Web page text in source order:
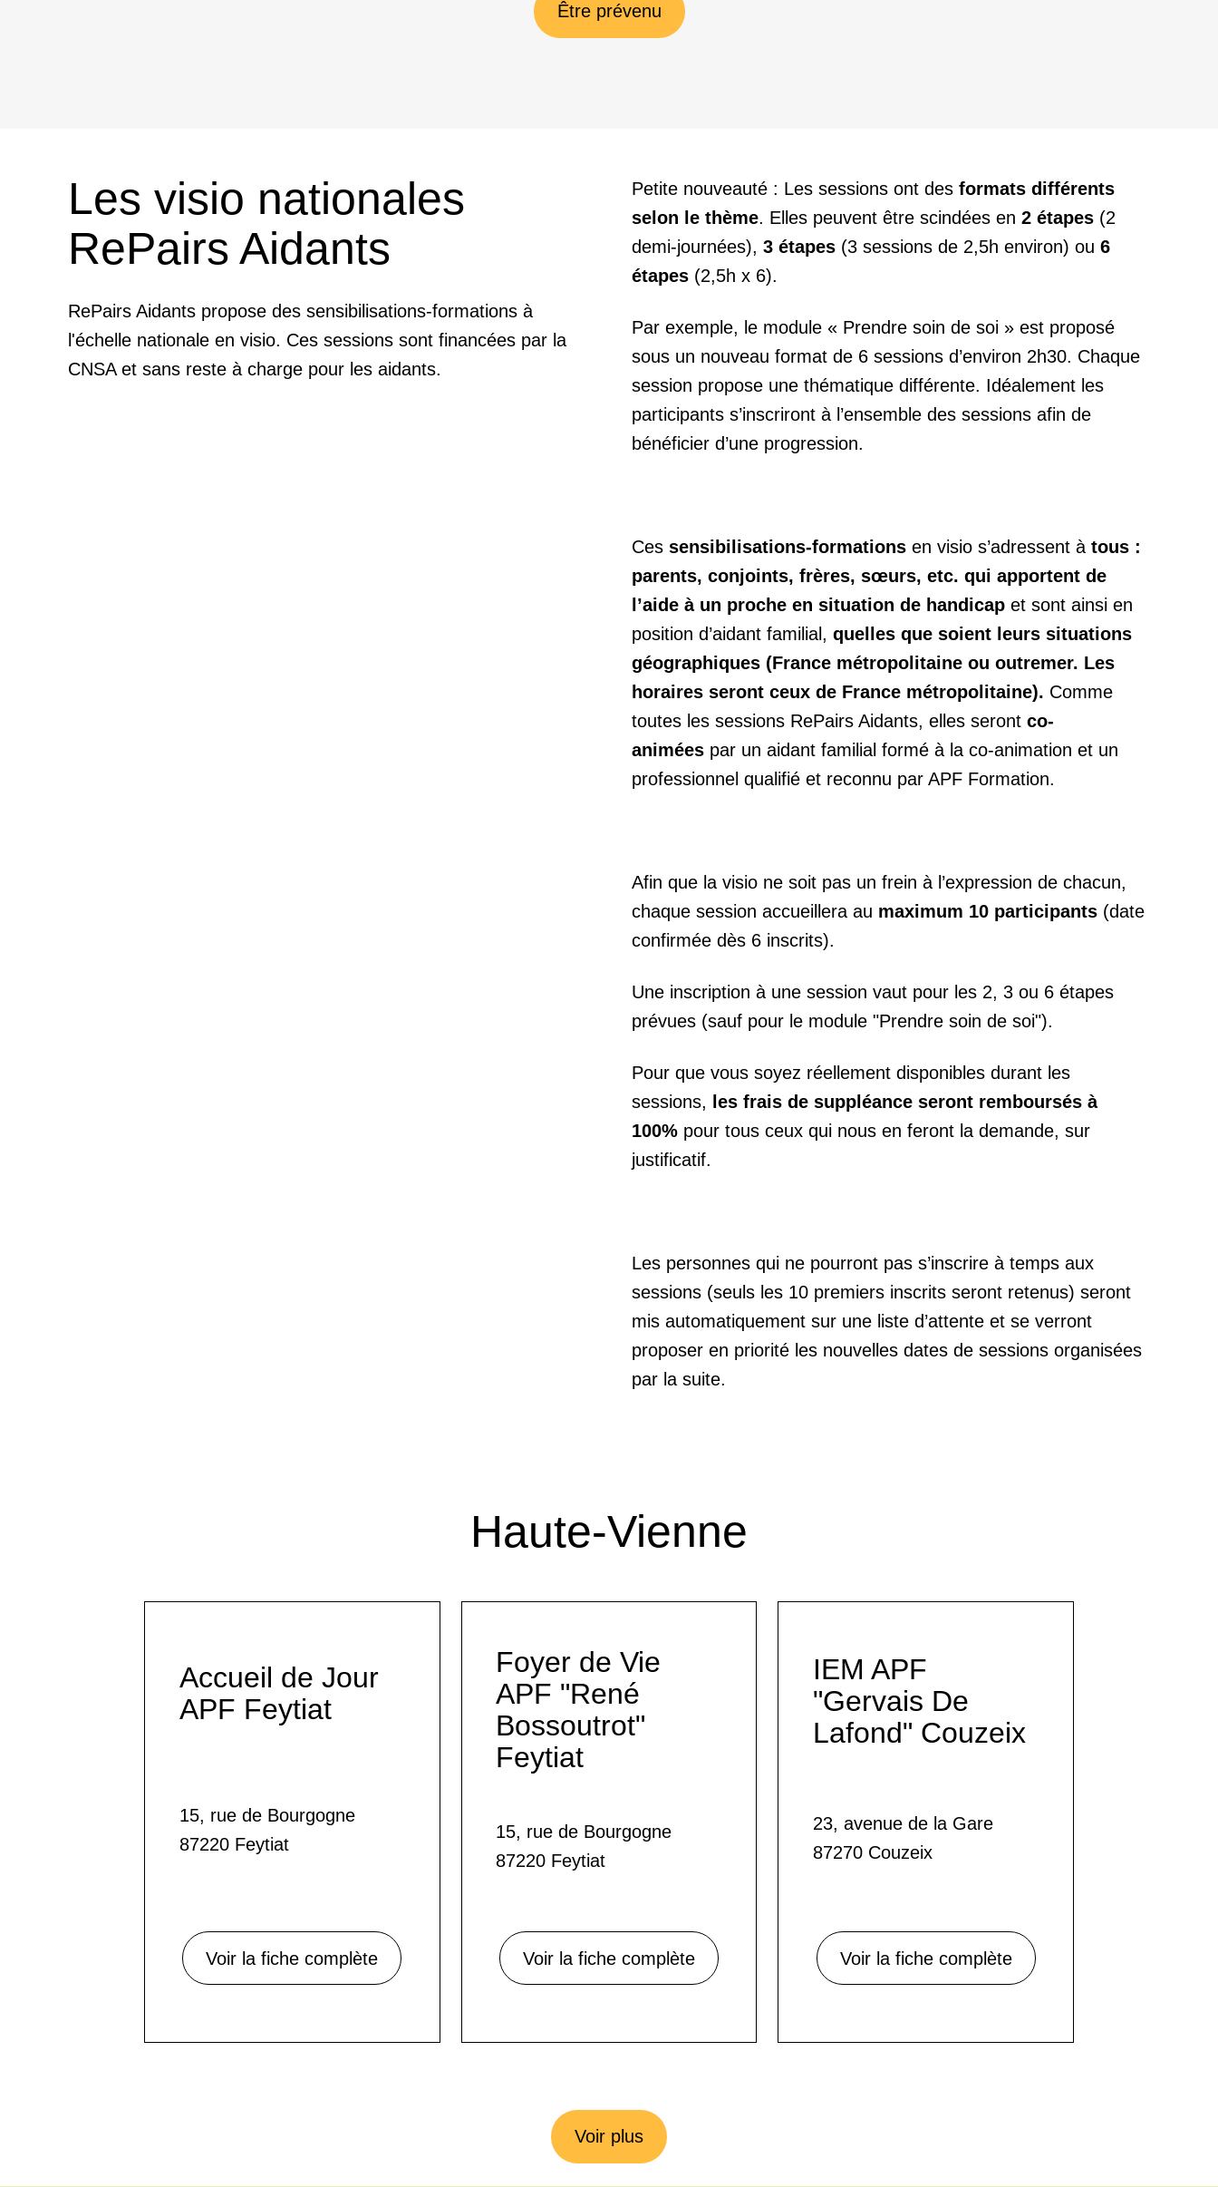
Être prévenu
Les visio nationales
RePairs Aidants
RePairs Aidants propose des sensibilisations-formations à
l'échelle nationale en visio. Ces sessions sont financées par la
CNSA et sans reste à charge pour les aidants.
Petite nouveauté : Les sessions ont des formats différents
selon le thème. Elles peuvent être scindées en 2 étapes (2
demi-journées), 3 étapes (3 sessions de 2,5h environ) ou 6
étapes (2,5h x 6).
Par exemple, le module « Prendre soin de soi » est proposé
sous un nouveau format de 6 sessions d’environ 2h30. Chaque
session propose une thématique différente. Idéalement les
participants s’inscriront à l’ensemble des sessions afin de
bénéficier d’une progression.
Ces sensibilisations-formations en visio s’adressent à tous :
parents, conjoints, frères, sœurs, etc. qui apportent de
l’aide à un proche en situation de handicap et sont ainsi en
position d’aidant familial, quelles que soient leurs situations
géographiques (France métropolitaine ou outremer. Les
horaires seront ceux de France métropolitaine). Comme
toutes les sessions RePairs Aidants, elles seront co-
animées par un aidant familial formé à la co-animation et un
professionnel qualifié et reconnu par APF Formation.
Afin que la visio ne soit pas un frein à l’expression de chacun,
chaque session accueillera au maximum 10 participants (date
confirmée dès 6 inscrits).
Une inscription à une session vaut pour les 2, 3 ou 6 étapes
prévues (sauf pour le module "Prendre soin de soi").
Pour que vous soyez réellement disponibles durant les
sessions, les frais de suppléance seront remboursés à
100% pour tous ceux qui nous en feront la demande, sur
justificatif.
Les personnes qui ne pourront pas s’inscrire à temps aux
sessions (seuls les 10 premiers inscrits seront retenus) seront
mis automatiquement sur une liste d’attente et se verront
proposer en priorité les nouvelles dates de sessions organisées
par la suite.
Haute-Vienne
Accueil de Jour
APF Feytiat
15, rue de Bourgogne
87220 Feytiat
Voir la fiche complète
Foyer de Vie
APF "René
Bossoutrot"
Feytiat
15, rue de Bourgogne
87220 Feytiat
Voir la fiche complète
IEM APF
"Gervais De
Lafond" Couzeix
23, avenue de la Gare
87270 Couzeix
Voir la fiche complète
Voir plus